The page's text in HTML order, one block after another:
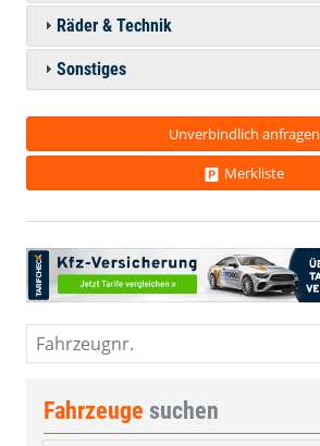
Räder & Technik
Sonstiges
Unverbindlich anfragen
Merkliste
Fahrzeugnr.
Fahrzeuge suchen